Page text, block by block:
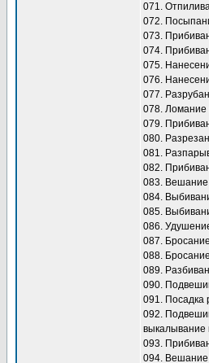
071.
072.
073.
074.
075.
076.
077.
078. Ломание
079.
080.
081.
082.
083. Вешание
084.
085.
086.
087.
088.
089.
090.
091. Посадка
092.
выкалывание
093.
094. Вешание